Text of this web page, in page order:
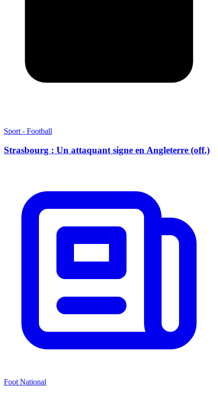
Sport - Football
Strasbourg : Un attaquant signe en Angleterre (off.)
Foot National